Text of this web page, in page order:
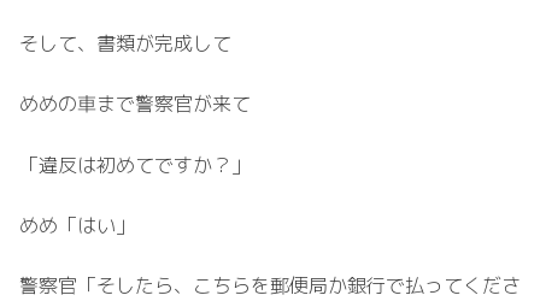
そして、書類が完成して
めめの車まで警察官が来て
「違反は初めてですか？」
めめ「はい」
警察官「そしたら、こちらを郵便局か銀行で払ってくださ